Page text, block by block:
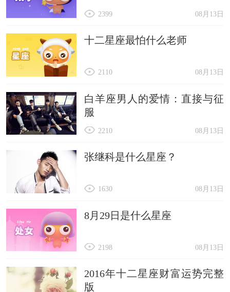
08月13日
2399
十二星座最怕什么老师
08月13日
2110
白羊座男人的爱情：直接与征
服
08月13日
2210
张继科是什么星座？
08月13日
1630
8月29日是什么星座
08月13日
2198
2016年十二星座财富运势完整
版